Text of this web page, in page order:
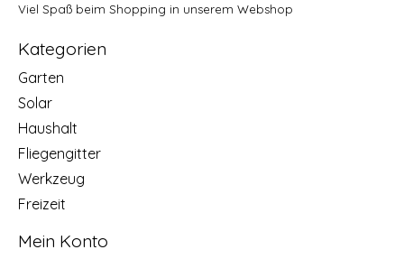
Viel Spaß beim Shopping in unserem Webshop
Kategorien
Garten
Solar
Haushalt
Fliegengitter
Werkzeug
Freizeit
Mein Konto